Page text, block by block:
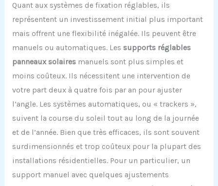
Quant aux systèmes de fixation réglables, ils
représentent un investissement initial plus important
mais offrent une flexibilité inégalée. Ils peuvent être
manuels ou automatiques. Les supports réglables
panneaux solairesmanuels sont plus simples et
moins coûteux. Ils nécessitent une intervention de
votre part deux à quatre fois par an pour ajuster
l’angle. Les systèmes automatiques, ou « trackers »,
suivent la course du soleil tout au long de la journée
et de l’année. Bien que très efficaces, ils sont souvent
surdimensionnés et trop coûteux pour la plupart des
installations résidentielles. Pour un particulier, un
support manuel avec quelques ajustements